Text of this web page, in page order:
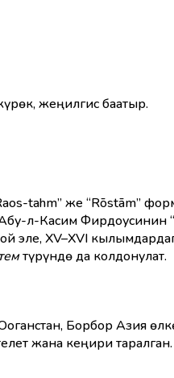
жеңилгис баатыр.
tahm” же “Rōstām”
л-Касим
эле, XV–XVI
түрүндө да колдонулат.
Борбор Азия
жана кеңири таралган.